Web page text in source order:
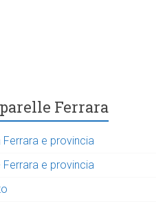
Ferrara
e provincia
e provincia